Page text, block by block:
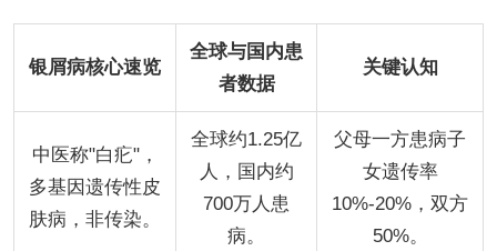
银屑病核心速览
全球与国内患
者数据
关键认知
中医称"白疕"，
多基因遗传性皮
肤病，非传染。
全球约1.25亿
人，国内约
700万人患
病。
父母一方患病子
女遗传率
10%-20%，双方
50%。